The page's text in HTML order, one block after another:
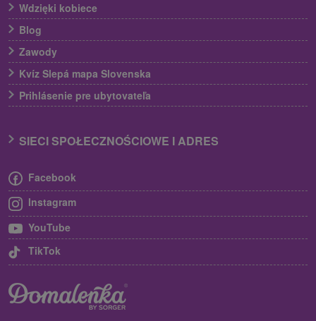
Wdzięki kobiece
Blog
Zawody
Kvíz Slepá mapa Slovenska
Prihlásenie pre ubytovateľa
SIECI SPOŁECZNOŚCIOWE I ADRES
Facebook
Instagram
YouTube
TikTok